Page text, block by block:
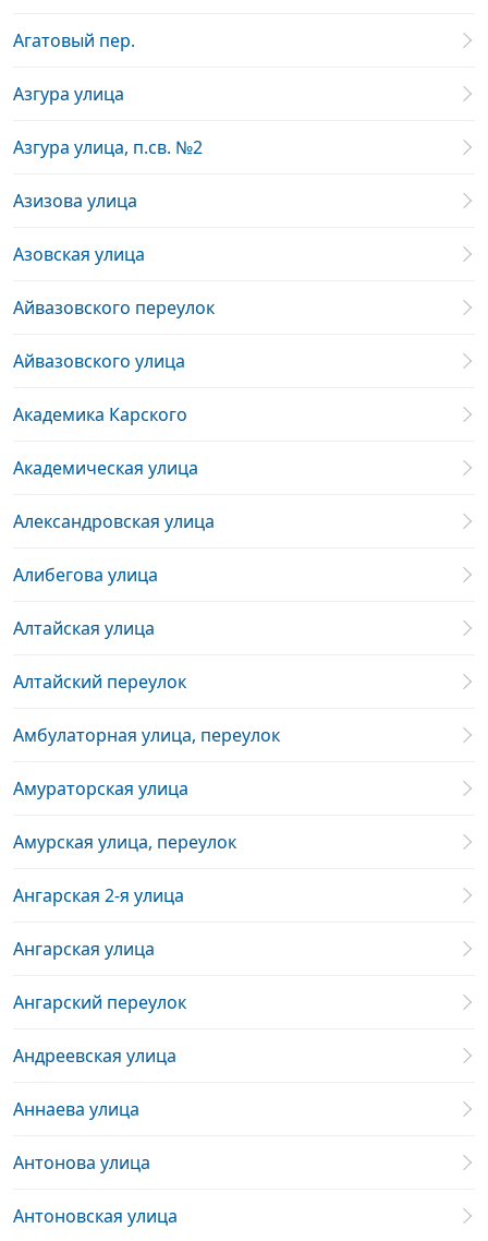
Агатовый пер.
Азгура улица
Азгура улица, п.св. №2
Азизова улица
Азовская улица
Айвазовского переулок
Айвазовского улица
Академика Карского
Академическая улица
Александровская улица
Алибегова улица
Алтайская улица
Алтайский переулок
Амбулаторная улица, переулок
Амураторская улица
Амурская улица, переулок
Ангарская 2-я улица
Ангарская улица
Ангарский переулок
Андреевская улица
Аннаева улица
Антонова улица
Антоновская улица